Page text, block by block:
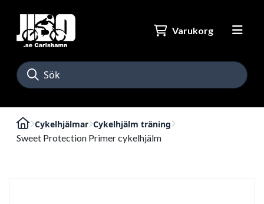
Varukorg
Cykelhjälmar Cykelhjälm träning
Sweet Protection Primer cykelhjälm